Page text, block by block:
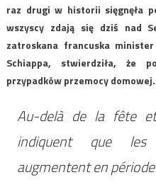
raz drugi w historii sięgnęła
wszyscy zdają się dziś nad
zatroskana francuska
Schiappa, stwierdziła, że
przypadków przemocy
Au-delà de la fête
indiquent que les
augmentent en